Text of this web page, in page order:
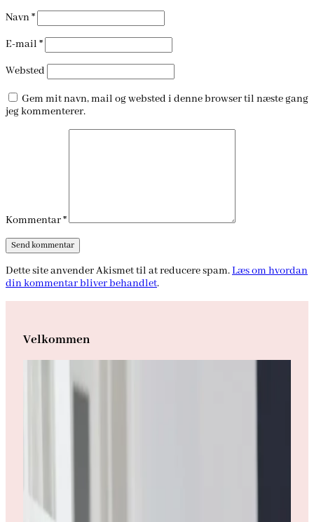
Navn*
E-mail *
Websted
Gem mit navn, mail og websted i denne browser til næste gang
jeg kommenterer.
Kommentar*
Dette site anvender Akismet til at reducere spam.Læs om hvordan
din kommentar bliver behandlet.
Velkommen